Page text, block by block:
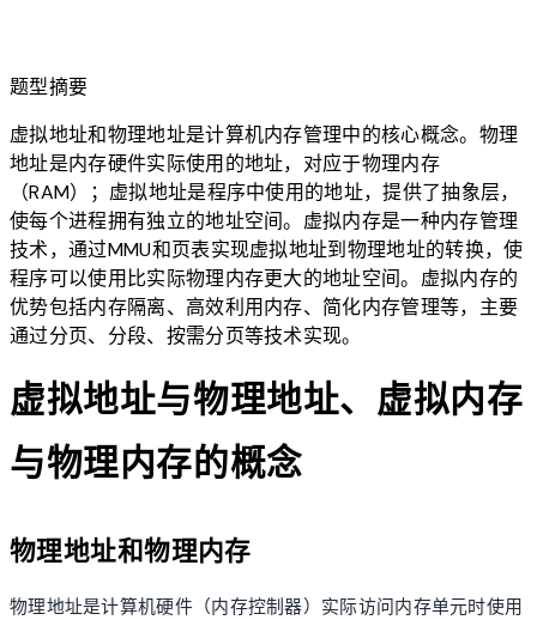
题型摘要
虚拟地址和物理地址是计算机内存管理中的核心概念。物理
地址是内存硬件实际使用的地址，对应于物理内存
（RAM）；虚拟地址是程序中使用的地址，提供了抽象层，
使每个进程拥有独立的地址空间。虚拟内存是一种内存管理
技术，通过MMU和页表实现虚拟地址到物理地址的转换，使
程序可以使用比实际物理内存更大的地址空间。虚拟内存的
优势包括内存隔离、高效利用内存、简化内存管理等，主要
通过分页、分段、按需分页等技术实现。
虚拟地址与物理地址、虚拟内存
与物理内存的概念
物理地址和物理内存
物理地址是计算机硬件（内存控制器）实际访问内存单元时使用